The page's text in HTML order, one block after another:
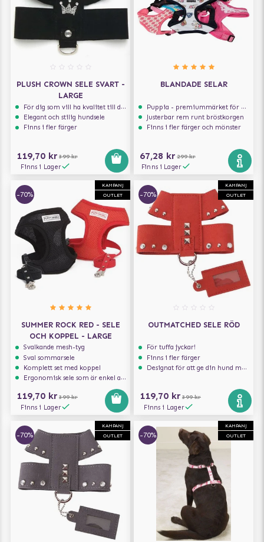
PLUSH CROWN SELE SVART -
LARGE
För dig som vill ha kvalitet till din hund!
Elegant och stilig hundsele
Finns i fler färger
119,70 kr 399 kr
Finns i Lager
BLANDADE SELAR
Puppia - premiummärket för hundselar
Justerbar rem runt bröstkorgen
Finns i fler färger och mönster
67,28 kr 299 kr
Finns i Lager
KAMPANJ
OUTLET
-70%
SUMMER ROCK RED - SELE
OCH KOPPEL - LARGE
Svalkande mesh-tyg
Sval sommarsele
Komplett set med koppel
Ergonomisk sele som är enkel att ta på och av
119,70 kr 399 kr
Finns i Lager
KAMPANJ
OUTLET
-70%
OUTMATCHED SELE RÖD
För tuffa jyckar!
Finns i fler färger
Designat för att ge din hund maximal komfort
119,70 kr 399 kr
Finns i Lager
KAMPANJ
OUTLET
-70%
KAMPANJ
OUTLET
-70%